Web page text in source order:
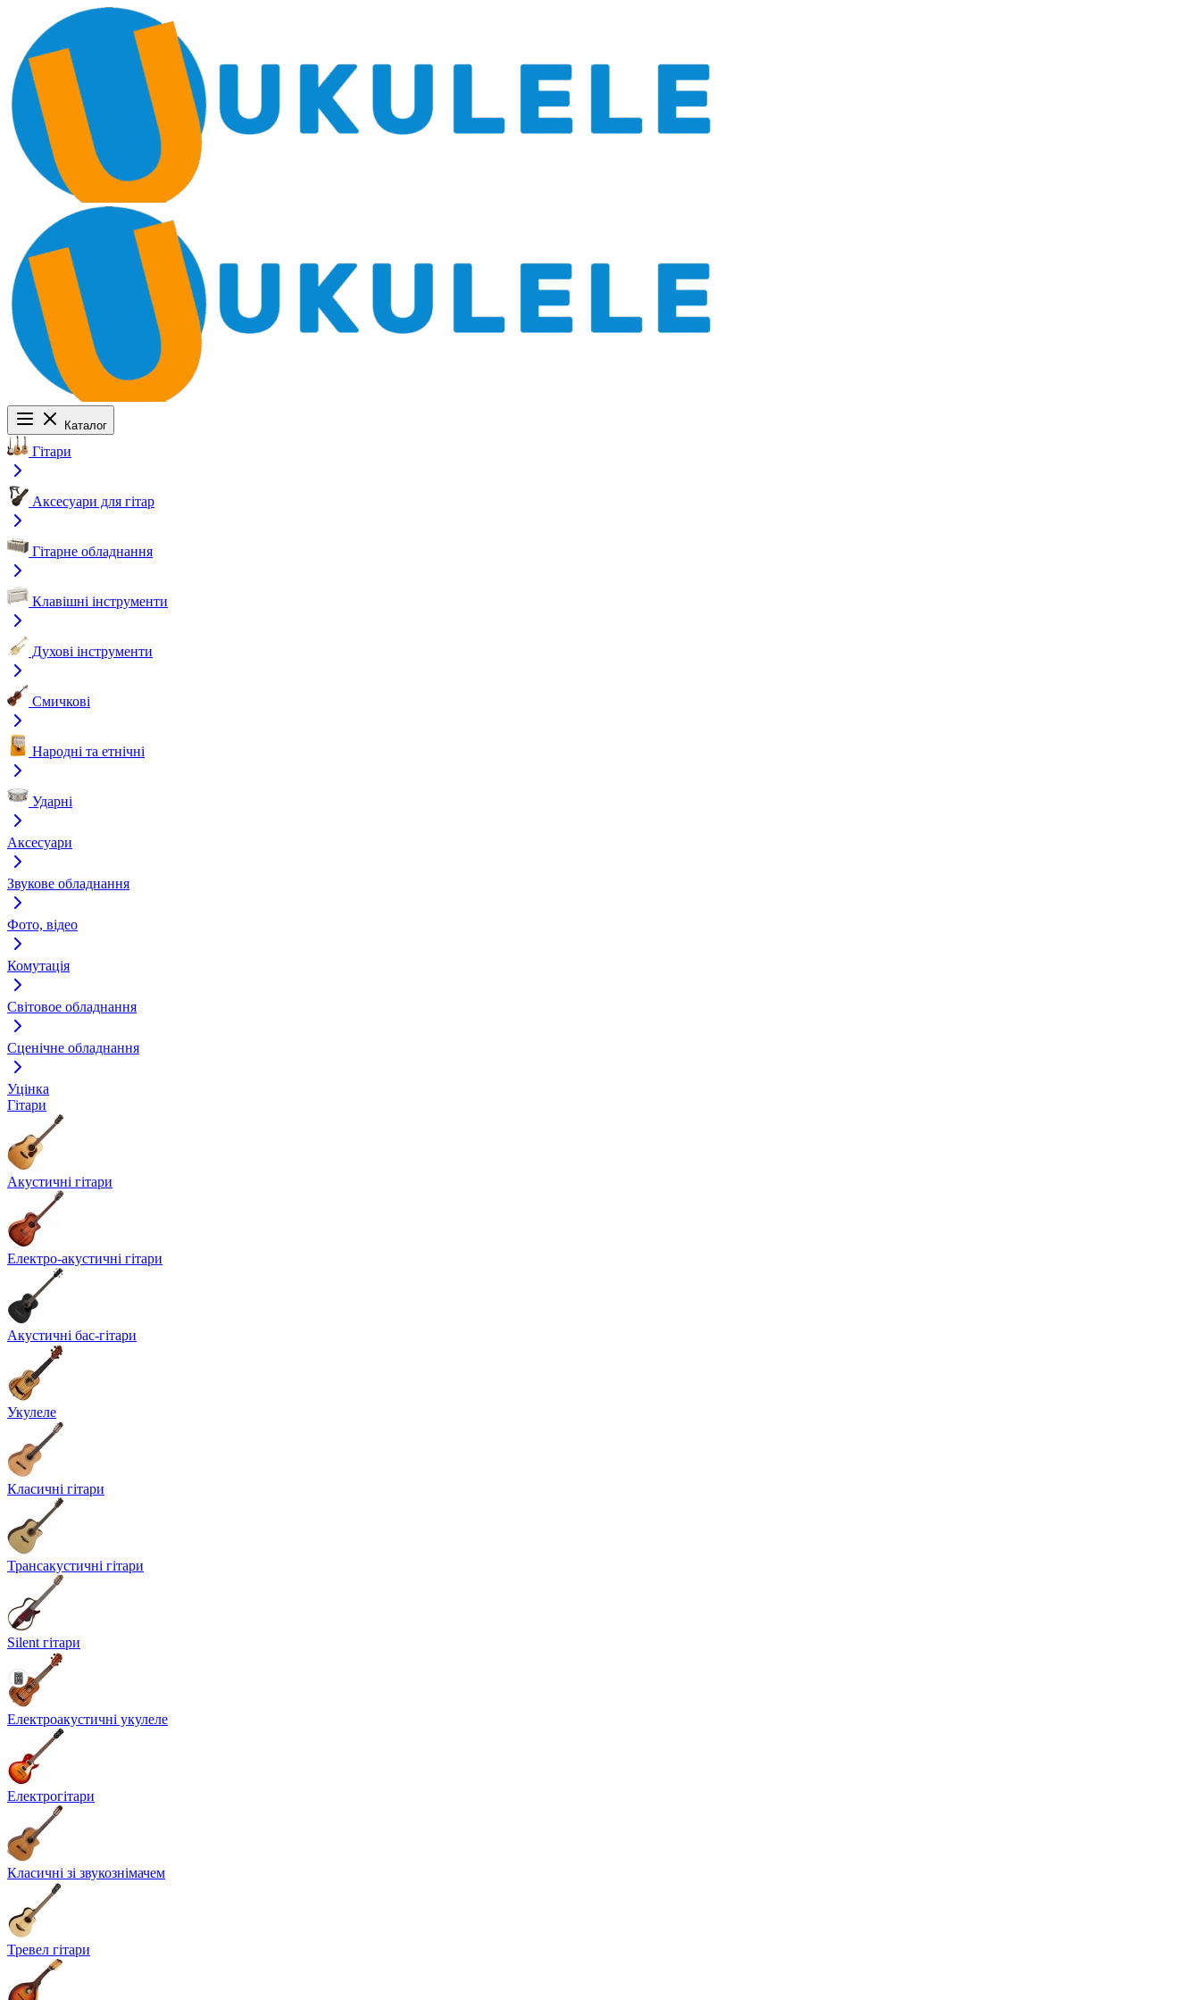
Каталог
Гітари
Аксесуари для гітар
Гітарне обладнання
Клавішні інструменти
Духові інструменти
Смичкові
Народні та етнічні
Ударні
Аксесуари
Звукове обладнання
Фото, відео
Комутація
Світовое обладнання
Сценічне обладнання
Уцінка
Гітари
Акустичні гітари
Електро-акустичні гітари
Акустичні бас-гітари
Укулеле
Класичні гітари
Трансакустичні гітари
Silent гітари
Електроакустичні укулеле
Електрогітари
Класичні зі звукознімачем
Тревел гітари